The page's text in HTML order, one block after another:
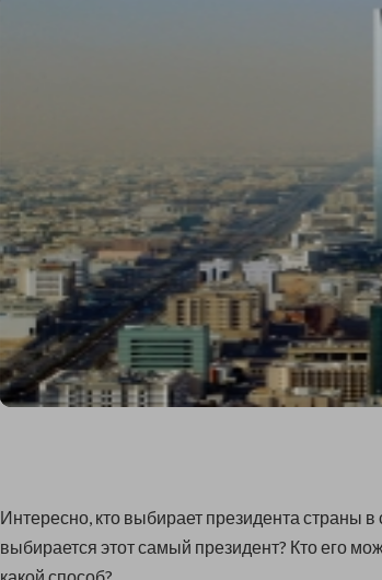
Интересно, кто выбирает президента страны в
выбирается этот самый президент? Кто его